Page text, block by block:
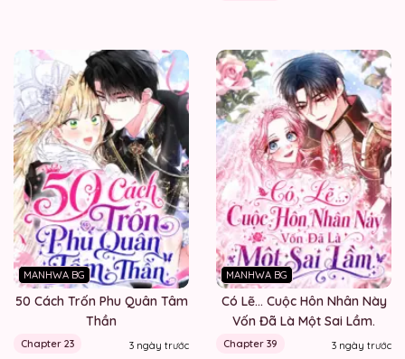
MANHWA BG
50 Cách Trốn Phu Quân Tâm
Thần
Chapter 23
3 ngày trước
MANHWA BG
Có Lẽ… Cuộc Hôn Nhân Này
Vốn Đã Là Một Sai Lầm.
Chapter 39
3 ngày trước